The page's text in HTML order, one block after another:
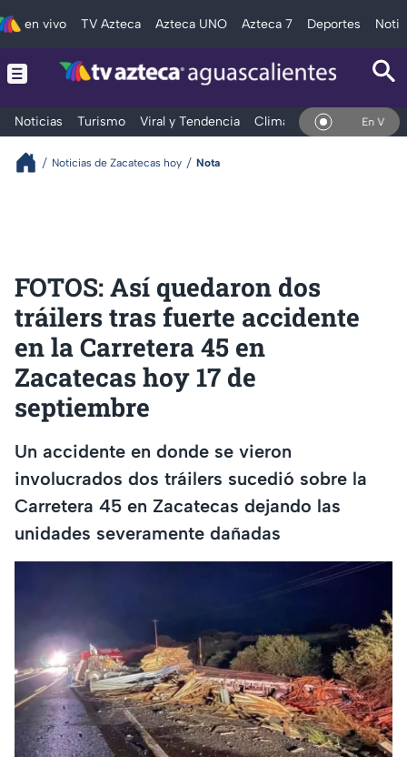
en vivo TV Azteca Azteca UNO Azteca 7 Deportes
Noticias Turismo Viral y Tendencia Clima Deportes En Vivo
Noticias de Zacatecas hoy Nota
FOTOS: Así quedaron dos
tráilers tras fuerte accidente
en la Carretera 45 en
Zacatecas hoy 17 de
septiembre
Un accidente en donde se vieron
involucrados dos tráilers sucedió sobre la
Carretera 45 en Zacatecas dejando las
unidades severamente dañadas